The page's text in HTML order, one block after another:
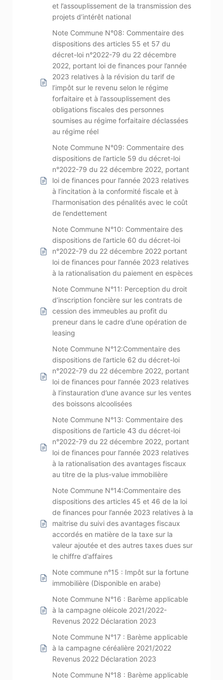
et l’assouplissement de la transmission des
projets d’intérêt national
Note Commune N°08: Commentaire des
dispositions des articles 55 et 57 du
décret-loi n°2022-79 du 22 décembre
2022, portant loi de finances pour l’année
2023 relatives à la révision du tarif de
l’impôt sur le revenu selon le régime
forfaitaire et à l’assouplissement des
obligations fiscales des personnes
soumises au régime forfaitaire déclassées
au régime réel
Note Commune N°09: Commentaire des
dispositions de l’article 59 du décret-loi
n°2022-79 du 22 décembre 2022, portant
loi de finances pour l’année 2023 relatives
à l’incitation à la conformité fiscale et à
l’harmonisation des pénalités avec le coût
de l’endettement
Note Commune N°10: Commentaire des
dispositions de l’article 60 du décret-loi
n°2022-79 du 22 décembre 2022 portant
loi de finances pour l’année 2023 relatives
à la rationalisation du paiement en espèces
Note Commune N°11: Perception du droit
d’inscription foncière sur les contrats de
cession des immeubles au profit du
preneur dans le cadre d’une opération de
leasing
Note Commune N°12:Commentaire des
dispositions de l’article 62 du décret-loi
n°2022-79 du 22 décembre 2022, portant
loi de finances pour l’année 2023 relatives
à l’instauration d’une avance sur les ventes
des boissons alcoolisées
Note Commune N°13: Commentaire des
dispositions de l’article 43 du décret-loi
n°2022-79 du 22 décembre 2022, portant
loi de finances pour l’année 2023 relatives
à la rationalisation des avantages fiscaux
au titre de la plus-value immobilière
Note Commune N°14:Commentaire des
dispositions des articles 45 et 46 de la loi
de finances pour l’année 2023 relatives à la
maitrise du suivi des avantages fiscaux
accordés en matière de la taxe sur la
valeur ajoutée et des autres taxes dues sur
le chiffre d’affaires
Note commune n°15 : Impôt sur la fortune
immobilière (Disponible en arabe)
Note Commune N°16 : Barème applicable
à la campagne oléicole 2021/2022-
Revenus 2022 Déclaration 2023
Note Commune N°17 : Barème applicable
à la campagne céréalière 2021/2022
Revenus 2022 Déclaration 2023
Note Commune N°18 : Barème applicable